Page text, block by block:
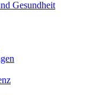
Gesundheit